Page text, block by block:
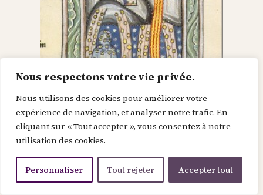
Nous respectons votre vie privée.
Nous utilisons des cookies pour améliorer votre
expérience de navigation, et analyser notre trafic. En
cliquant sur « Tout accepter », vous consentez à notre
utilisation des cookies.
Personnaliser Tout rejeter Accepter tout
Dieu dans le Christ,
recherche l’homme et
le renouvelle